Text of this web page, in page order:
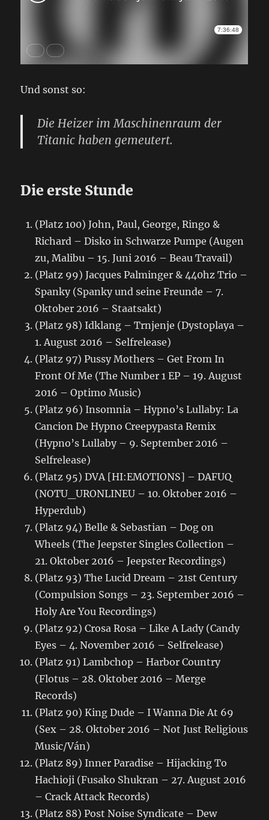
Und sonst so:
Die Heizer im Maschinenraum der
Titanic haben gemeutert.
Die erste Stunde
(Platz 100) John, Paul, George, Ringo &
Richard – Disko in Schwarze Pumpe (Augen
zu, Malibu – 15. Juni 2016 – Beau Travail)
(Platz 99) Jacques Palminger & 440hz Trio –
Spanky (Spanky und seine Freunde – 7.
Oktober 2016 – Staatsakt)
(Platz 98) Idklang – Trnjenje (Dystoplaya –
1. August 2016 – Selfrelease)
(Platz 97) Pussy Mothers – Get From In
Front Of Me (The Number 1 EP – 19. August
2016 – Optimo Music)
(Platz 96) Insomnia – Hypno’s Lullaby: La
Cancion De Hypno Creepypasta Remix
(Hypno’s Lullaby – 9. September 2016 –
Selfrelease)
(Platz 95) DVA [HI:EMOTIONS] – DAFUQ
(NOTU_URONLINEU – 10. Oktober 2016 –
Hyperdub)
(Platz 94) Belle & Sebastian – Dog on
Wheels (The Jeepster Singles Collection –
21. Oktober 2016 – Jeepster Recordings)
(Platz 93) The Lucid Dream – 21st Century
(Compulsion Songs – 23. September 2016 –
Holy Are You Recordings)
(Platz 92) Crosa Rosa – Like A Lady (Candy
Eyes – 4. November 2016 – Selfrelease)
(Platz 91) Lambchop – Harbor Country
(Flotus – 28. Oktober 2016 – Merge
Records)
(Platz 90) King Dude – I Wanna Die At 69
(Sex – 28. Oktober 2016 – Not Just Religious
Music/Ván)
(Platz 89) Inner Paradise – Hijacking To
Hachioji (Fusako Shukran – 27. August 2016
– Crack Attack Records)
(Platz 88) Post Noise Syndicate – Dew